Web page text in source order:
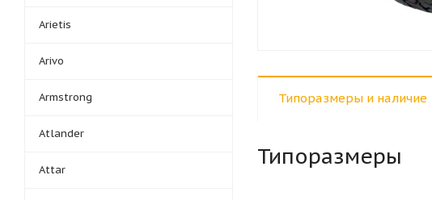
Типоразмеры и наличие
Типоразмеры
Arietis
Arivo
Armstrong
Atlander
Attar